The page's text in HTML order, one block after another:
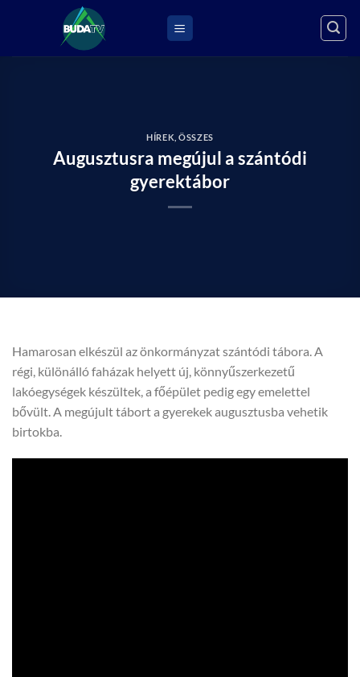
HÍREK ,ÖSSZES
Augusztusra megújul a szántódi
gyerektábor
Hamarosan elkészül az önkormányzat szántódi tábora. A
régi, különálló faházak helyett új, könnyűszerkezetű
lakóegységek készültek, a főépület pedig egy emelettel
bővült. A megújult tábort a gyerekek augusztusba vehetik
birtokba.